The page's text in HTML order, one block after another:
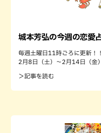
城本芳弘の今週の恋愛
毎週土曜日11時ごろに更新！
2月8日（土）～2月14日（金
＞記事を読む